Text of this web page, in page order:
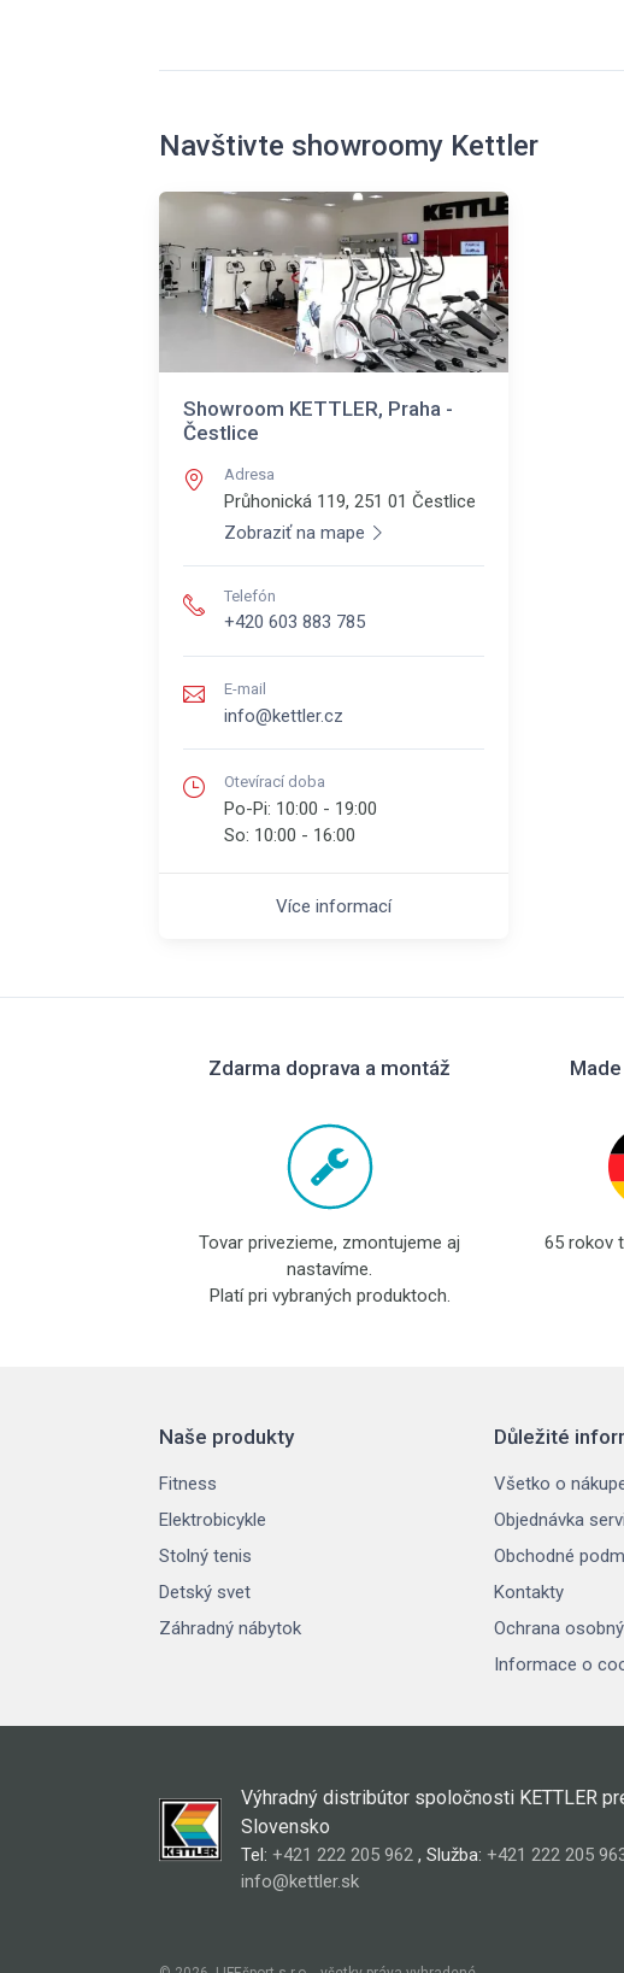
Navštivte showroomy Kettler
Showroom KETTLER, Praha -
Čestlice
Adresa
Průhonická 119, 251 01 Čestlice
Zobraziť na mape
Telefón
+420 603 883 785
E-mail
info@kettler.cz
Otevírací doba
Po-Pi: 10:00 - 19:00
So: 10:00 - 16:00
Více informací
Zdarma doprava a montáž
Tovar privezieme, zmontujeme aj
nastavíme.
Platí pri vybraných produktoch.
65 rokov
Naše produkty
Fitness
Elektrobicykle
Stolný tenis
Detský svet
Záhradný nábytok
Důležité
Všetko o
Objednávka
Obchodné
Kontakty
Ochrana
Informace o
Výhradný distribútor spoločnosti KETTLER
Slovensko
Tel: +421 222 205 962, Služba: +421 222 205
info@kettler.sk